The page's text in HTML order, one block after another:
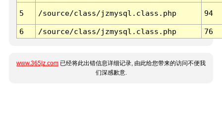
5 /source/class/jzmysql.class.php 94
6 /source/class/jzmysql.class.php 76
www.365jz.com 已经将此出错信息详细记录, 由此给您带来的访问不便我
们深感歉意.